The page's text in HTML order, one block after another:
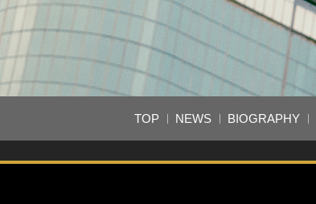
TOP NEWS BIOGRAPHY